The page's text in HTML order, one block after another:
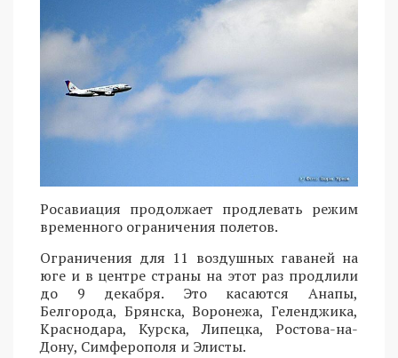
Росавиация продолжает продлевать режим
временного ограничения полетов.
Ограничения для 11 воздушных гаваней на
юге и в центре страны на этот раз продлили
до 9 декабря. Это касаются Анапы,
Белгорода, Брянска, Воронежа, Геленджика,
Краснодара, Курска, Липецка, Ростова-на-
Дону, Симферополя и Элисты.